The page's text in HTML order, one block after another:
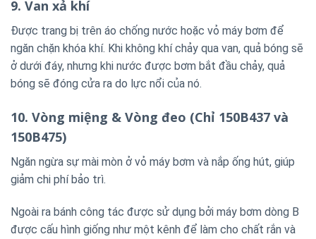
9. Van xả khí
Được trang bị trên áo chống nước hoặc vỏ máy bơm để
ngăn chặn khóa khí. Khi không khí chảy qua van, quả bóng sẽ
ở dưới đáy, nhưng khi nước được bơm bắt đầu chảy, quả
bóng sẽ đóng cửa ra do lực nổi của nó.
10. Vòng miệng & Vòng đeo (Chỉ 150B437 và
150B475)
Ngăn ngừa sự mài mòn ở vỏ máy bơm và nắp ống hút, giúp
giảm chi phí bảo trì.
Ngoài ra bánh công tác được sử dụng bởi máy bơm dòng B
được cấu hình giống như một kênh để làm cho chất rắn và